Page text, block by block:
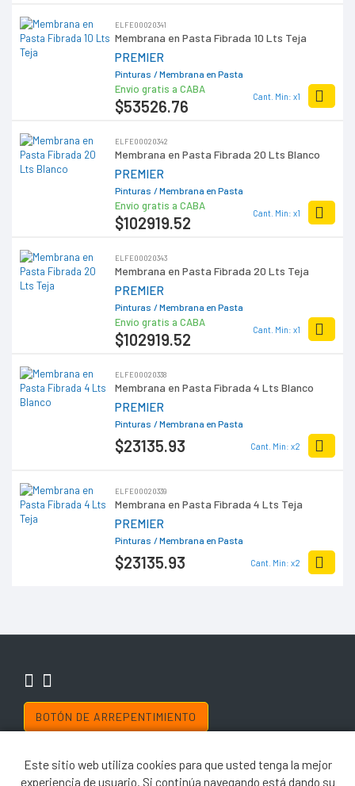
ELFE00020341
Membrana en Pasta Fibrada 10 Lts Teja
PREMIER
Pinturas / Membrana en Pasta
Envío gratis a CABA
$53526.76
Cant. Min: x1
ELFE00020342
Membrana en Pasta Fibrada 20 Lts Blanco
PREMIER
Pinturas / Membrana en Pasta
Envío gratis a CABA
$102919.52
Cant. Min: x1
ELFE00020343
Membrana en Pasta Fibrada 20 Lts Teja
PREMIER
Pinturas / Membrana en Pasta
Envío gratis a CABA
$102919.52
Cant. Min: x1
ELFE00020338
Membrana en Pasta Fibrada 4 Lts Blanco
PREMIER
Pinturas / Membrana en Pasta
$23135.93 Cant. Min: x2
ELFE00020339
Membrana en Pasta Fibrada 4 Lts Teja
PREMIER
Pinturas / Membrana en Pasta
$23135.93 Cant. Min: x2
BOTÓN DE ARREPENTIMIENTO
El uso de este sitio web implica la aceptación de los Términos y Condicionesy de
las Políticas de Privacidad de El Ferretero. Las fotos son a modo ilustrativo. La
Este sitio web utiliza cookies para que usted tenga la mejor
experiencia de usuario. Si continúa navegando está dando su